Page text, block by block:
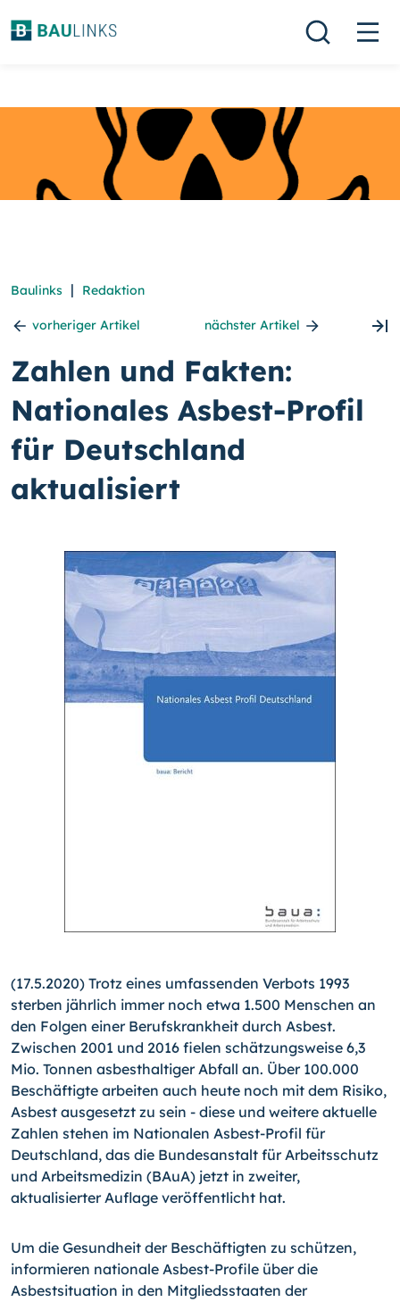
Baulinks | Redaktion
vorheriger Artikel nächster Artikel
Zahlen und Fakten:
Nationales Asbest-Profil
für Deutschland
aktualisiert
(17.5.2020) Trotz eines umfassenden Verbots 1993
sterben jährlich immer noch etwa 1.500 Menschen an
den Folgen einer Berufskrankheit durch Asbest.
Zwischen 2001 und 2016 fielen schätzungsweise 6,3
Mio. Tonnen asbesthaltiger Abfall an. Über 100.000
Beschäftigte arbeiten auch heute noch mit dem Risiko,
Asbest ausgesetzt zu sein - diese und weitere aktuelle
Zahlen stehen im Nationalen Asbest-Profil für
Deutschland, das die Bundesanstalt für Arbeitsschutz
und Arbeitsmedizin (BAuA) jetzt in zweiter,
aktualisierter Auflage veröffentlicht hat.
Um die Gesundheit der Beschäftigten zu schützen,
informieren nationale Asbest-Profile über die
Asbestsituation in den Mitgliedsstaaten der